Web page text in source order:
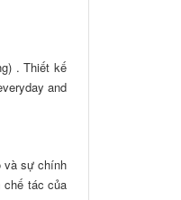
. Thiết kế
and
và sự chính
chế tác của